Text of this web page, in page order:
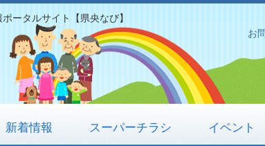
ータルサイト【県央なび】
お
新着情報 スーパーチラシ イベント